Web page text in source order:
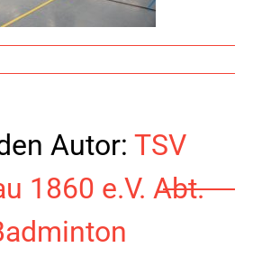
Autor: TSV
1860 e.V. Abt.